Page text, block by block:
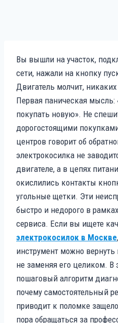
Вы вышли на участок,
сети, нажали на кнопку
Двигатель молчит,
Первая паническая мысль:
покупать новую». Не
дорогостоящими
центров говорит об
электрокосилка не
двигателе, а в цепях
окислились контакты
угольные щетки. Эти
быстро и недорого в
сервиса. Если вы ищете
электрокосилок в Москве
инструмент можно
не заменяя его целиком. В
пошаговый алгоритм
почему самостоятельный
приводит к поломке
пора обращаться за